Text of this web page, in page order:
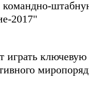
командно-
2017"
ключевую